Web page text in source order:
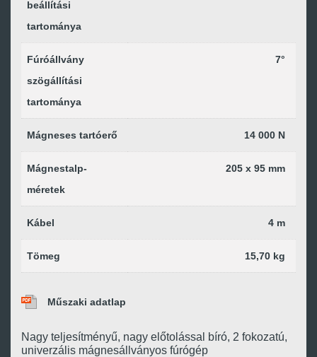
beállítási
tartománya
Fúróállvány
szögállítási
tartománya
7°
Mágneses tartóerő 14 000 N
Mágnestalp-
méretek
205 x 95 mm
Kábel 4 m
Tömeg 15,70 kg
Műszaki adatlap
Nagy teljesítményű, nagy előtolással bíró, 2 fokozatú,
univerzális mágnesállványos fúrógép